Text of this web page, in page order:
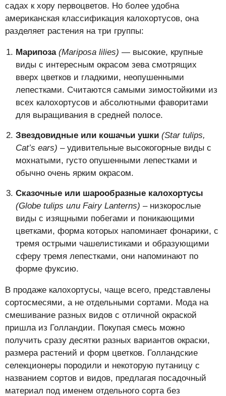
садах к хору первоцветов. Но более удобна
американская классификация калохортусов, она
разделяет растения на три группы:
Марипоза (Mariposa lilies) — высокие, крупные
виды с интересным окрасом зева смотрящих
вверх цветков и гладкими, неопушенными
лепестками. Считаются самыми зимостойкими из
всех калохортусов и абсолютными фаворитами
для выращивания в средней полосе.
Звездовидные или кошачьи ушки (Star tulips,
Cat’s ears) – удивительные высокогорные виды с
мохнатыми, густо опушенными лепестками и
обычно очень ярким окрасом.
Сказочные или шарообразные калохортусы
(Globe tulips или Fairy Lanterns) – низкорослые
виды с изящными побегами и поникающими
цветками, форма которых напоминает фонарики, с
тремя острыми чашелистиками и образующими
сферу тремя лепестками, они напоминают по
форме фуксию.
В продаже калохортусы, чаще всего, представлены
сортосмесями, а не отдельными сортами. Мода на
смешивание разных видов с отличной окраской
пришла из Голландии. Покупая смесь можно
получить сразу десятки разных вариантов окраски,
размера растений и форм цветков. Голландские
селекционеры породили и некоторую путаницу с
названием сортов и видов, предлагая посадочный
материал под именем отдельного сорта без